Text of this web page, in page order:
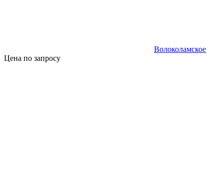
Волоколамское
Цена по запросу